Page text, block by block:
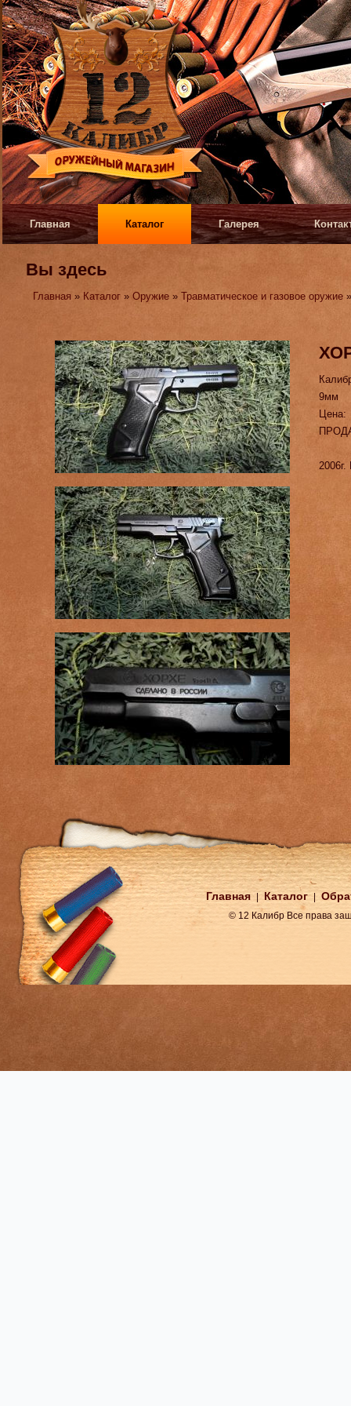
Главная Каталог Галерея
Вы здесь
Главная » Каталог »Оружие »Травматическое и газовое оружие
9мм
Цена:
Главная Каталог
© 12 Калибр Все права